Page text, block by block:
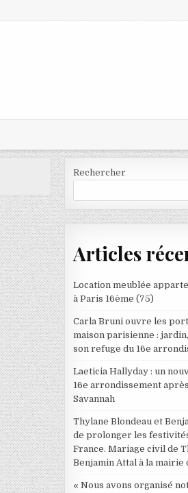
Rechercher
Articles
Location meublée
à Paris 16ème (75)
Carla Bruni ouvre les
maison parisienne :
son refuge du 16e
Laeticia Hallyday : un
16e arrondissement
Savannah
Thylane Blondeau et
de prolonger les
France. Mariage civil de
Benjamin Attal à la mairie
« Nous avons organisé